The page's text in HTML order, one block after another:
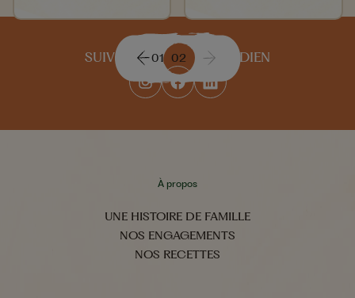
01 02
SUIVEZ-NOUS AU QUOTIDIEN
À propos
UNE HISTOIRE DE FAMILLE
NOS ENGAGEMENTS
NOS RECETTES